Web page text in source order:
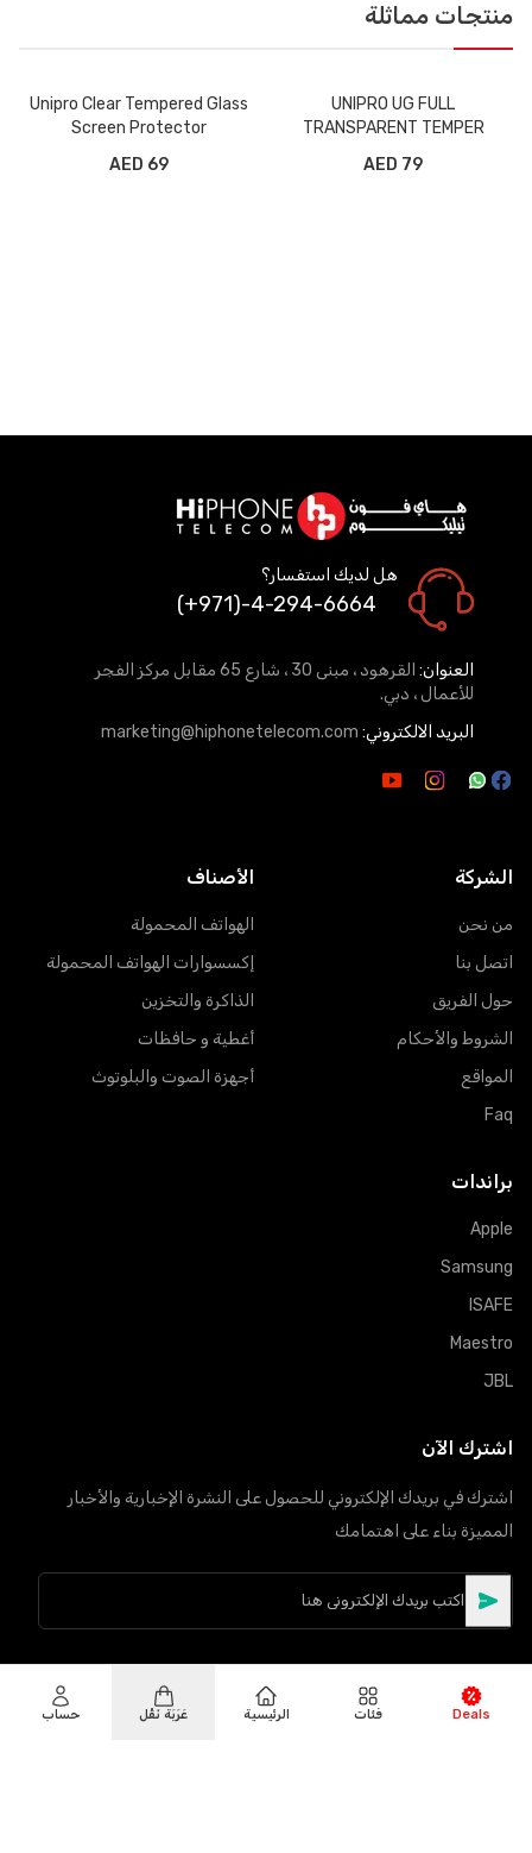
منتجات مماثلة
UNIPRO UG FULL
TRANSPARENT TEMPER
PRIVACY
79 AED
Unipro Clear Tempered Glass
Screen Protector
69 AED
هل لديك استفسار؟
(+971)-4-294-6664
العنوان:
القرهود ، مبنى 30 ، شارع 65 مقابل مركز الفجر
للأعمال ، دبي.
البريد الالكتروني: marketing@hiphonetelecom.com
الشركة
من نحن
اتصل بنا
حول الفريق
الشروط والأحكام
المواقع
Faq
الأصناف
الهواتف المحمولة
إكسسوارات الهواتف المحمولة
الذاكرة والتخزين
أغطية و حافظات
أجهزة الصوت والبلوتوث
براندات
Apple
Samsung
ISAFE
Maestro
JBL
اشترك الآن
اشترك في بريدك الإلكتروني للحصول على النشرة الإخبارية والأخبار
المميزة بناء على اهتمامك
Deals فئات الرئيسية عَرَبَة نَقْل حساب